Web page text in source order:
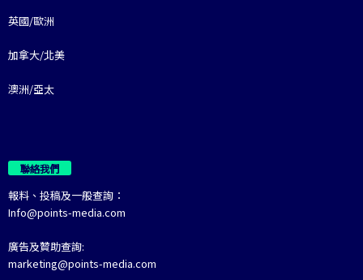
英國/歐洲
加拿大/北美
澳洲/亞太
聯絡我們
報料、投稿及一般查詢：
Info@points-media.com
廣告及贊助查詢:
marketing@points-media.com